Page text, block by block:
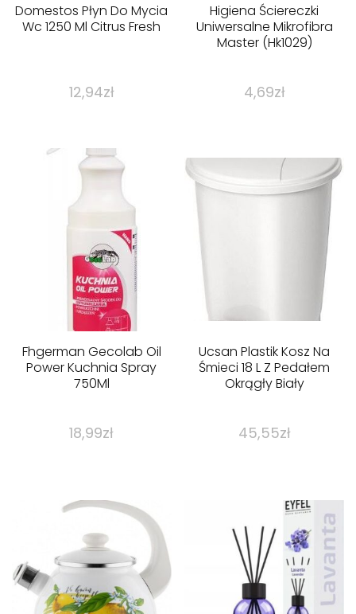
Domestos Płyn Do Mycia
Wc 1250 Ml Citrus Fresh
12,94zł
Higiena Ściereczki
Uniwersalne Mikrofibra
Master (Hk1029)
4,69zł
Fhgerman Gecolab Oil
Power Kuchnia Spray
750Ml
18,99zł
Ucsan Plastik Kosz Na
Śmieci 18 L Z Pedałem
Okrągły Biały
45,55zł